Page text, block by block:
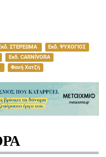
ΣΤΕΡΕΩΜΑ
Εκδ. ΨΥΧΟΓΙΟΣ
Εκδ. CARNÍVORA
Φανή Χατζή